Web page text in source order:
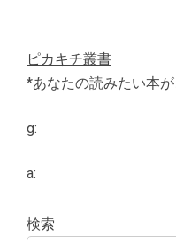
ピカキチ叢書
*あなたの読みたい本が
g:
a:
検索